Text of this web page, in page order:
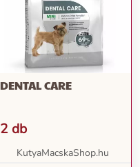
DENTAL CARE
2 db
KutyaMacskaShop.hu